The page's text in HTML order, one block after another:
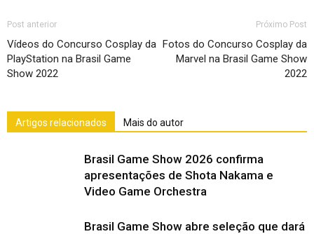
Post anterior
Vídeos do Concurso Cosplay da
PlayStation na Brasil Game
Show 2022
Próximo Post
Fotos do Concurso Cosplay da
Marvel na Brasil Game Show
2022
Artigos relacionados Mais do autor
Brasil Game Show 2026 confirma
apresentações de Shota Nakama e
Video Game Orchestra
Brasil Game Show abre seleção que dará